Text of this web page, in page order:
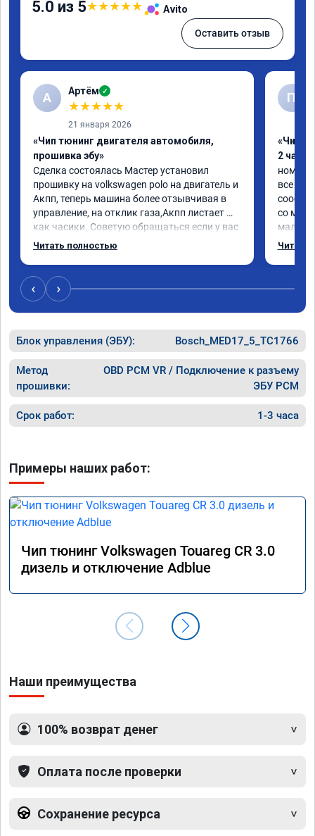
5.0 из 5★★★★★ Avito
Оставить отзыв
А Артём ✓
★★★★★
21 января 2026
«Чип тюнинг двигателя автомобиля,
прошивка эбу»
Сделка состоялась Мастер установил
прошивку на volkswagen polo на двигатель и
Акпп, теперь машина более отзывчивая в
управление, на отклик газа,Акпп листает
как часики. Советую обращаться если у вас
возникли проблемы с автомобилем
Читать полностью
П
«Чип
2 часа»
номер
все
со
мало.
ребята
Читать
‹ ›
Блок управления (ЭБУ): Bosch_MED17_5_TC1766
Метод
прошивки:
OBD PCM VR / Подключение к разъему
ЭБУ PCM
Срок работ: 1-3 часа
Примеры наших работ:
Чип тюнинг Volkswagen Touareg CR 3.0
дизель и отключение Adblue
Наши преимущества
100% возврат денег
Оплата после проверки
Сохранение ресурса